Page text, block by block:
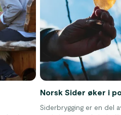
Norsk Sider øker i
Siderbrygging er en del